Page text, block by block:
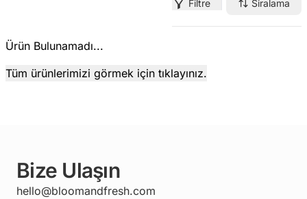
Filtre Siralama
Ürün Bulunamadı...
Tüm ürünlerimizi görmek için tıklayınız.
Bize Ulaşın
hello@bloomandfresh.com